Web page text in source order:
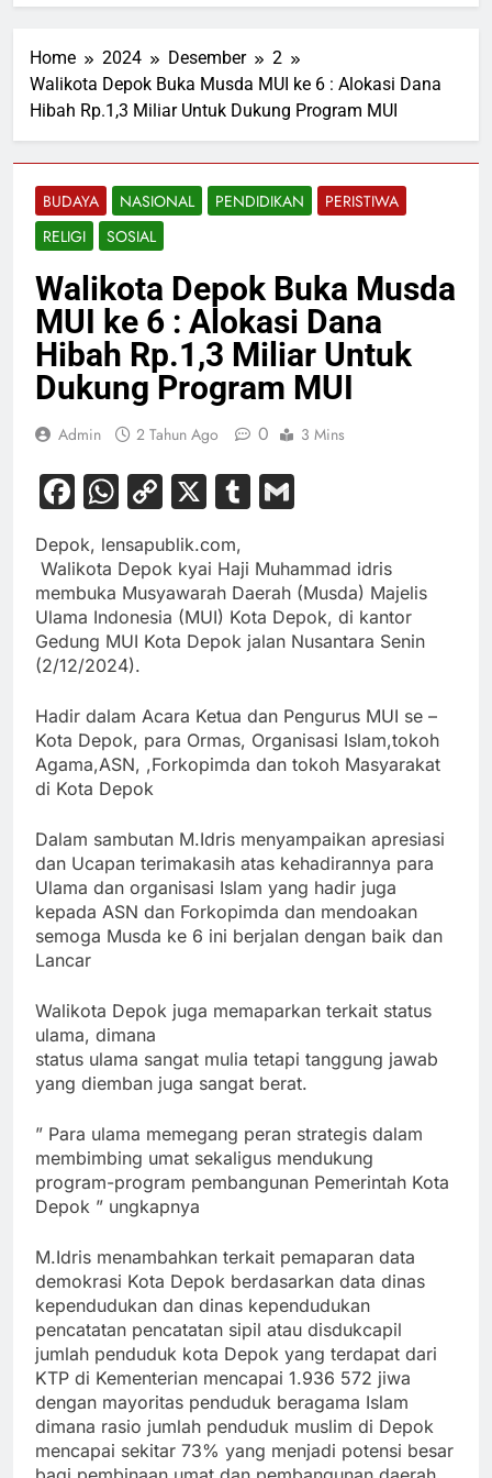
Home 2024 Desember
2
Walikota Depok Buka Musda MUI ke 6 : Alokasi Dana
Hibah Rp.1,3 Miliar Untuk Dukung Program MUI
BUDAYA NASIONAL PENDIDIKAN
PERISTIWA
RELIGI
SOSIAL
Walikota Depok Buka Musda
MUI ke 6 : Alokasi Dana
Hibah Rp.1,3 Miliar Untuk
Dukung Program MUI
Admin 2 Tahun Ago 0 3 Mins
Facebook
WhatsApp
Copy
Link
X Tumblr
Depok, lensapublik.com,
Walikota Depok kyai Haji Muhammad idris
membuka Musyawarah Daerah (Musda) Majelis
Ulama Indonesia (MUI) Kota Depok, di kantor
Gedung MUI Kota Depok jalan Nusantara Senin
(2/12/2024).
Hadir dalam Acara Ketua dan Pengurus MUI se –
Kota Depok, para Ormas, Organisasi Islam,tokoh
Agama,ASN, ,Forkopimda dan tokoh Masyarakat
di Kota Depok
Dalam sambutan M.Idris menyampaikan apresiasi
dan Ucapan terimakasih atas kehadirannya para
Ulama dan organisasi Islam yang hadir juga
kepada ASN dan Forkopimda dan mendoakan
semoga Musda ke 6 ini berjalan dengan baik dan
Lancar
Walikota Depok juga memaparkan terkait status
ulama, dimana
status ulama sangat mulia tetapi tanggung jawab
yang diemban juga sangat berat.
” Para ulama memegang peran strategis dalam
membimbing umat sekaligus mendukung
program-program pembangunan Pemerintah Kota
Depok ” ungkapnya
M.Idris menambahkan terkait pemaparan data
demokrasi Kota Depok berdasarkan data dinas
kependudukan dan dinas kependudukan
pencatatan pencatatan sipil atau disdukcapil
jumlah penduduk kota Depok yang terdapat dari
KTP di Kementerian mencapai 1.936 572 jiwa
dengan mayoritas penduduk beragama Islam
dimana rasio jumlah penduduk muslim di Depok
mencapai sekitar 73% yang menjadi potensi besar